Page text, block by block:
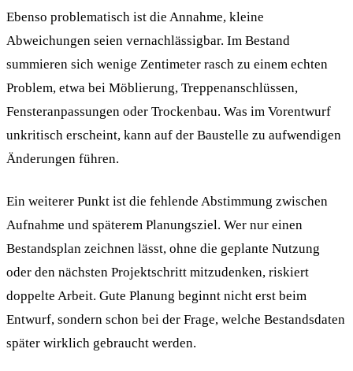
Ebenso problematisch ist die Annahme, kleine
Abweichungen seien vernachlässigbar. Im Bestand
summieren sich wenige Zentimeter rasch zu einem echten
Problem, etwa bei Möblierung, Treppenanschlüssen,
Fensteranpassungen oder Trockenbau. Was im Vorentwurf
unkritisch erscheint, kann auf der Baustelle zu aufwendigen
Änderungen führen.
Ein weiterer Punkt ist die fehlende Abstimmung zwischen
Aufnahme und späterem Planungsziel. Wer nur einen
Bestandsplan zeichnen lässt, ohne die geplante Nutzung
oder den nächsten Projektschritt mitzudenken, riskiert
doppelte Arbeit. Gute Planung beginnt nicht erst beim
Entwurf, sondern schon bei der Frage, welche Bestandsdaten
später wirklich gebraucht werden.